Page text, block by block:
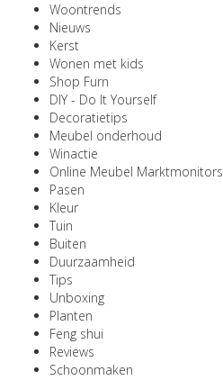
Woontrends
Nieuws
Kerst
Wonen met kids
Shop Furn
DIY - Do It Yourself
Decoratietips
Meubel onderhoud
Winactie
Online Meubel Marktmonitors
Pasen
Kleur
Tuin
Buiten
Duurzaamheid
Tips
Unboxing
Planten
Feng shui
Reviews
Schoonmaken